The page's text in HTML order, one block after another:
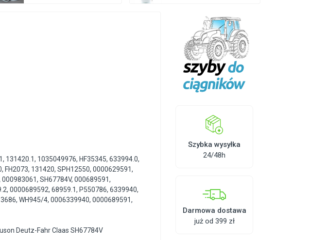
, 131420.1, 1035049976, HF35345,633994.0,
, FH2073, 131420,SPH12550,0000629591,
000983061,SH67784V,000689591,
,0000689592,68959.1, P550786,6339940,
,WH945/4,0006339940,0000689591,
Deutz-Fahr Claas SH67784V
Szybka wysyłka
24/48h
Darmowa dostawa
już od 399 zł